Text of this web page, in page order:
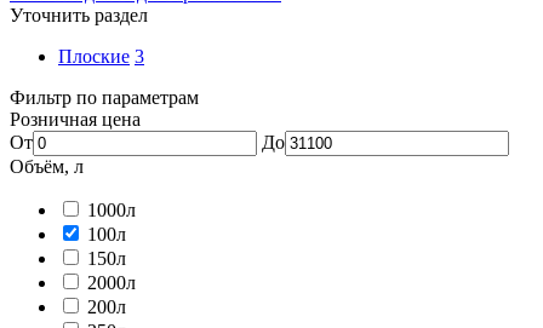
Уточнить раздел
Плоские 3
Фильтр по параметрам
Розничная цена
От
До
Объём, л
1000л
100л
150л
2000л
200л